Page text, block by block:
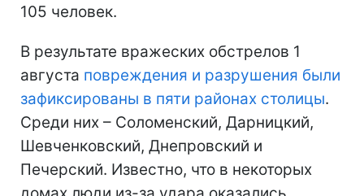
105 человек.
В результате вражеских обстрелов 1
августа повреждения и разрушения были
зафиксированы в пяти районах столицы.
Среди них – Соломенский, Дарницкий,
Шевченковский, Днепровский и
Печерский. Известно, что в некоторых